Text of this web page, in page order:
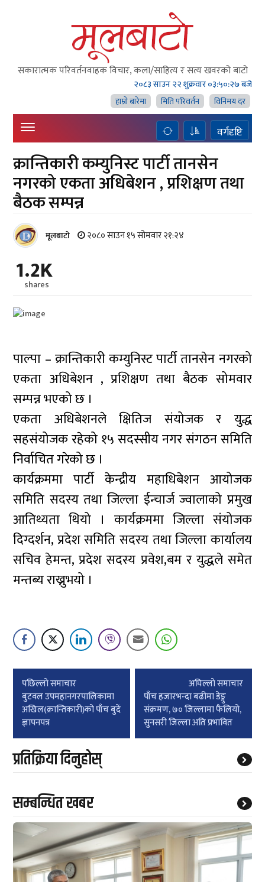
सकारात्मक परिवर्तनवाहक विचार, कला/साहित्य र सत्य खवरको बाटाे
२०८३ साउन २२ शुक्रवार०३:५०:२७ बजे
हाम्राे बारेमा
मिति परिवर्तन विनिमय दर
वर्गदृष्टि
क्रान्तिकारी कम्युनिस्ट पार्टी तानसेन
नगरको एकता अधिबेशन , प्रशिक्षण तथा
बैठक सम्पन्न
मूलबाटाे २०८० साउन १५ सोमवार २१:२४
1.2K
shares
पाल्पा – क्रान्तिकारी कम्युनिस्ट पार्टी तानसेन नगरको
एकता अधिबेशन , प्रशिक्षण तथा बैठक सोमवार
सम्पन्न भएको छ ।
एकता अधिबेशनले क्षितिज संयोजक र युद्ध
सहसंयोजक रहेको १५ सदस्सीय नगर संगठन समिति
निर्वाचित गरेको छ ।
कार्यक्रममा पार्टी केन्द्रीय महाधिबेशन आयोजक
समिति सदस्य तथा जिल्ला ईन्चार्ज ज्वालाको प्रमुख
आतिथ्यता थियो । कार्यक्रममा जिल्ला संयोजक
दिग्दर्शन, प्रदेश समिति सदस्य तथा जिल्ला कार्यालय
सचिव हेमन्त, प्रदेश सदस्य प्रवेश,बम र युद्धले समेत
मन्तब्य राख्नुभयो ।
Post
navigation
पछिल्लाे समाचार
बुटवल उपमहानगरपालिकामा
अखिल(क्रान्तिकारी)को पाँच बुदें
ज्ञापनपत्र
अघिल्लाे समाचार
पाँच हजारभन्दा बढीमा डेङ्गु
संक्रमण, ७० जिल्लामा फैलियो,
सुनसरी जिल्ला अति प्रभावित
प्रतिक्रिया दिनुहोस्
सम्बन्धित खबर